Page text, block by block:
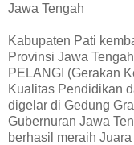
Jawa Tengah
Kabupaten Pati
Provinsi Jawa
PELANGI (Gerakan
Kualitas Pendidikan
digelar di Gedung
Gubernuran Jawa
berhasil meraih